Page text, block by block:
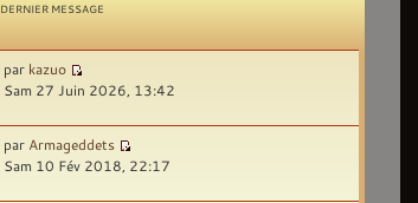
DERNIER MESSAGE
par kazuo
Sam 27 Juin 2026, 13:42
par Armageddets
Sam 10 Fév 2018, 22:17